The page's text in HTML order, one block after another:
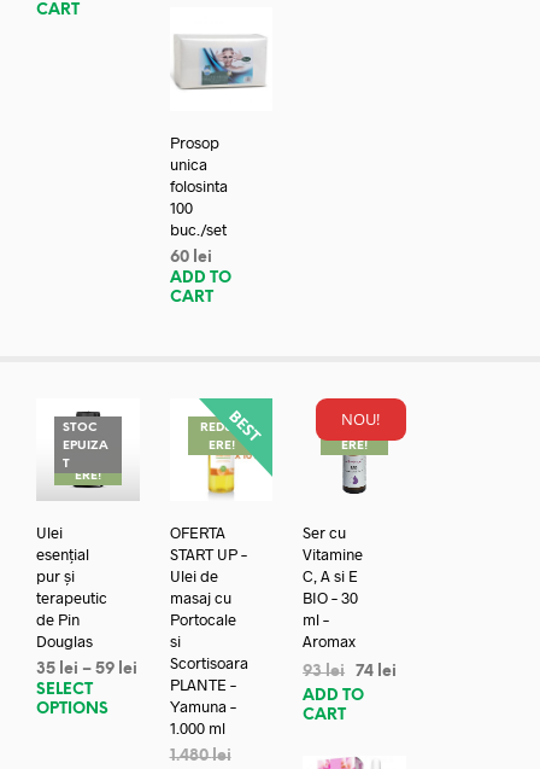
CART
Prosop
unica
folosinta
100
buc./set
60 lei
ADD TO
CART
STOC
EPUIZA
TREDUC
ERE!
Ulei
esențial
pur și
terapeutic
de Pin
Douglas
35 lei – 59 lei
SELECT
OPTIONS
REDUC
ERE!
OFERTA
START UP –
Ulei de
masaj cu
Portocale
si
Scortisoara
PLANTE –
Yamuna –
1.000 ml
1.480lei
NOU!
REDUC
ERE!
Ser cu
Vitamine
C, A si E
BIO – 30
ml –
Aromax
93lei 74 lei
ADD TO
CART